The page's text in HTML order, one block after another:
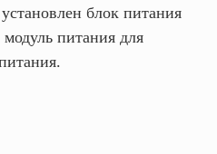
блок питания
питания для